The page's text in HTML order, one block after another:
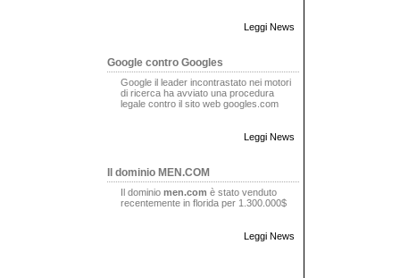
Leggi News
Google contro Googles
Google il leader incontrastato nei motori
di ricerca ha avviato una procedura
legale contro il sito web googles.com
Leggi News
Il dominio MEN.COM
Il dominio men.com è stato venduto
recentemente in florida per 1.300.000$
Leggi News